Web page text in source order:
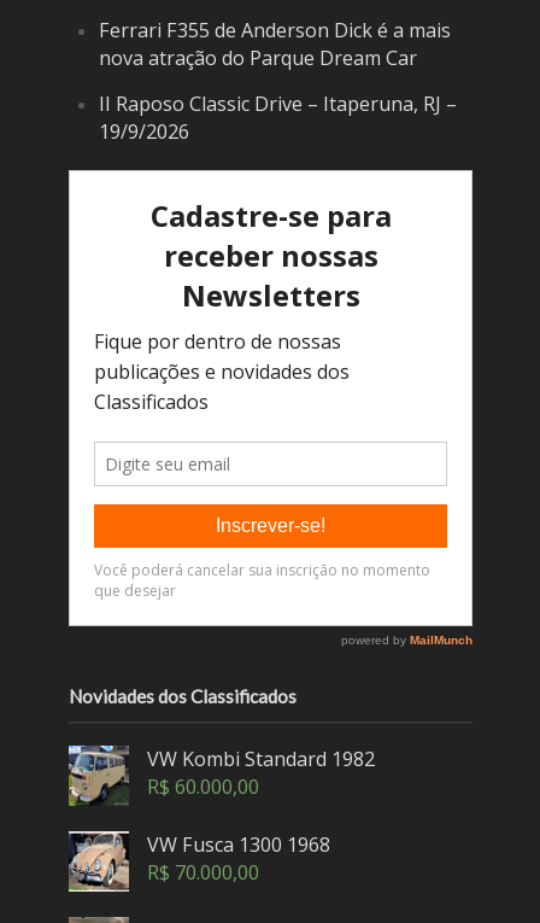
Ferrari F355 de Anderson Dick é a mais
nova atração do Parque Dream Car
II Raposo Classic Drive – Itaperuna, RJ –
19/9/2026
Novidades dos Classificados
VW Kombi Standard 1982
R$ 60.000,00
VW Fusca 1300 1968
R$ 70.000,00